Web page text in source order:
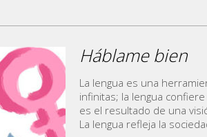
Háblame bien
La lengua es una
infinitas; la lengua
es el resultado de una
La lengua refleja la